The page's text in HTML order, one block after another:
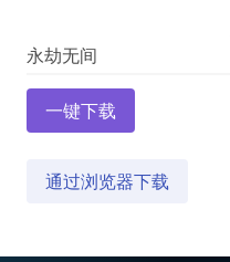
一键下载
通过浏览器下载